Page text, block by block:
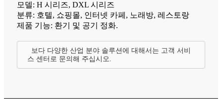
모델: H 시리즈, DXL 시리즈
분류: 호텔, 쇼핑몰, 인터넷 카페, 노래방, 레스토랑
제품 기능: 환기 및 공기 정화.
보다 다양한 산업 분야 솔루션에 대해서는 고객 서비
스 센터로 문의해 주십시오.